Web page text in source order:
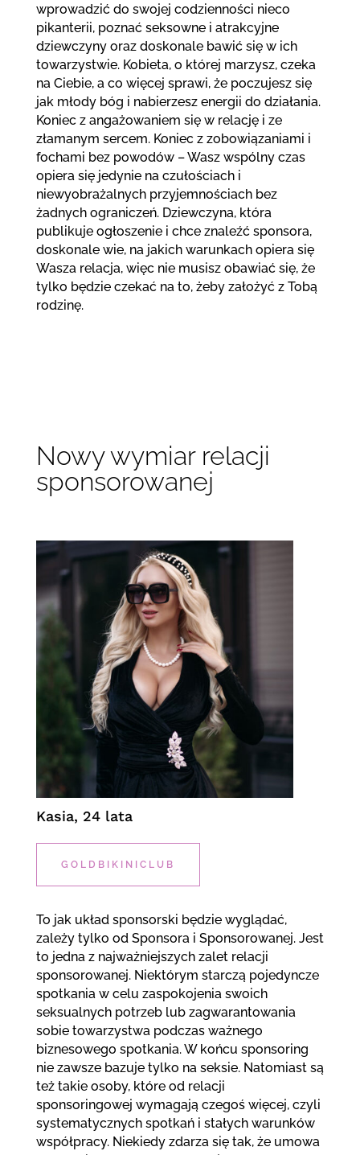
wprowadzić do swojej codzienności nieco
pikanterii, poznać seksowne i atrakcyjne
dziewczyny oraz doskonale bawić się w ich
towarzystwie. Kobieta, o której marzysz, czeka
na Ciebie, a co więcej sprawi, że poczujesz się
jak młody bóg i nabierzesz energii do działania.
Koniec z angażowaniem się w relację i ze
złamanym sercem. Koniec z zobowiązaniami i
fochami bez powodów – Wasz wspólny czas
opiera się jedynie na czułościach i
niewyobrażalnych przyjemnościach bez
żadnych ograniczeń. Dziewczyna, która
publikuje ogłoszenie i chce znaleźć sponsora,
doskonale wie, na jakich warunkach opiera się
Wasza relacja, więc nie musisz obawiać się, że
tylko będzie czekać na to, żeby założyć z Tobą
rodzinę.
Nowy wymiar relacji
sponsorowanej
Kasia, 24 lata
GOLDBIKINICLUB
To jak układ sponsorski będzie wyglądać,
zależy tylko od Sponsora i Sponsorowanej. Jest
to jedna z najważniejszych zalet relacji
sponsorowanej. Niektórym starczą pojedyncze
spotkania w celu zaspokojenia swoich
seksualnych potrzeb lub zagwarantowania
sobie towarzystwa podczas ważnego
biznesowego spotkania. W końcu sponsoring
nie zawsze bazuje tylko na seksie. Natomiast są
też takie osoby, które od relacji
sponsoringowej wymagają czegoś więcej, czyli
systematycznych spotkań i stałych warunków
współpracy. Niekiedy zdarza się tak, że umowa